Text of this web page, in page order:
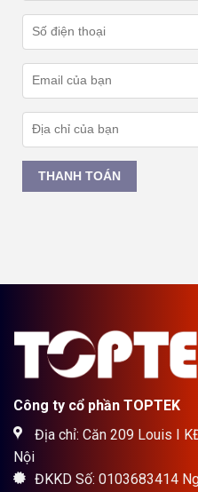
THANH TOÁN
Công ty cổ phần TOPTEK
Địa chỉ: Căn 209 Louis I
Nội
ĐKKD Số: 0103683414